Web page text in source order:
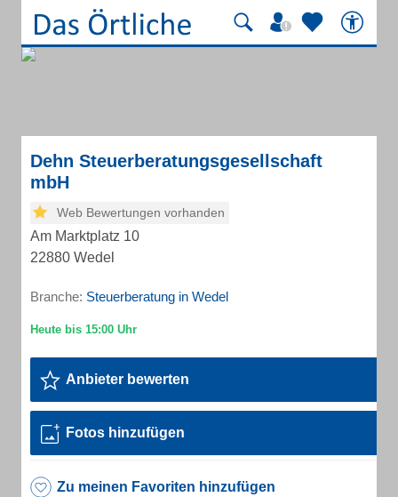
Dehn Steuerberatungsgesellschaft
mbH
Web Bewertungen vorhanden
Am Marktplatz 10
22880 Wedel
Branche: Steuerberatung in Wedel
Anbieter bewerten
Fotos hinzufügen
Zu meinen Favoriten hinzufügen